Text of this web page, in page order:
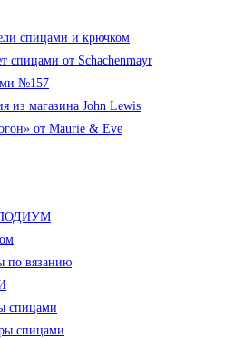
спицами и крючком
спицами от Schachenmayr
№157
из магазина John Lewis
от Maurie & Eve
по вязанию
спицами
спицами